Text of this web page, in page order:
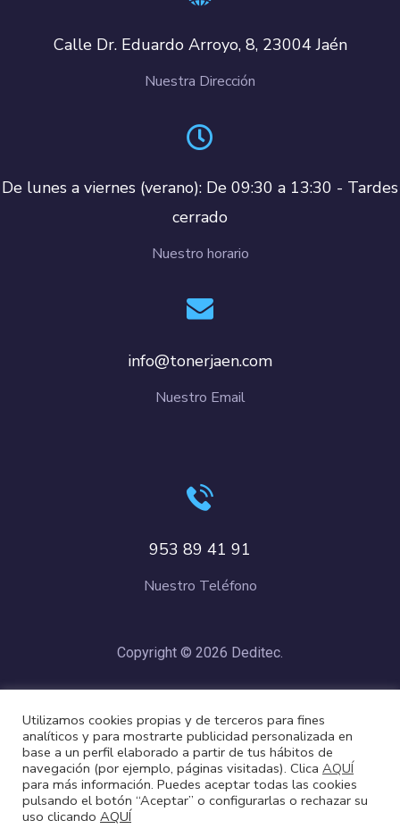
Calle Dr. Eduardo Arroyo, 8, 23004 Jaén
Nuestra Dirección
De lunes a viernes (verano): De 09:30 a 13:30 - Tardes
cerrado
Nuestro horario
info@tonerjaen.com
Nuestro Email
953 89 41 91
Nuestro Teléfono
Copyright © 2026 Deditec.
Cookies
Utilizamos cookies propias y de terceros para fines
analíticos y para mostrarte publicidad personalizada en
base a un perfil elaborado a partir de tus hábitos de
navegación (por ejemplo, páginas visitadas). Clica AQUÍ
para más información. Puedes aceptar todas las cookies
pulsando el botón “Aceptar” o configurarlas o rechazar su
uso clicando AQUÍ